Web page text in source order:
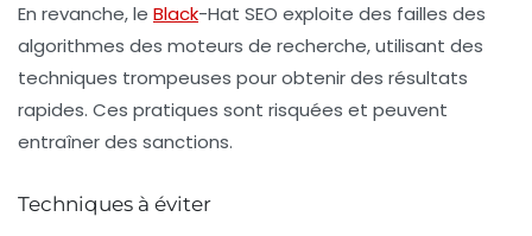
En revanche, le Black-Hat SEO exploite des failles des
algorithmes des moteurs de recherche, utilisant des
techniques trompeuses pour obtenir des résultats
rapides. Ces pratiques sont risquées et peuvent
entraîner des sanctions.
Techniques à éviter